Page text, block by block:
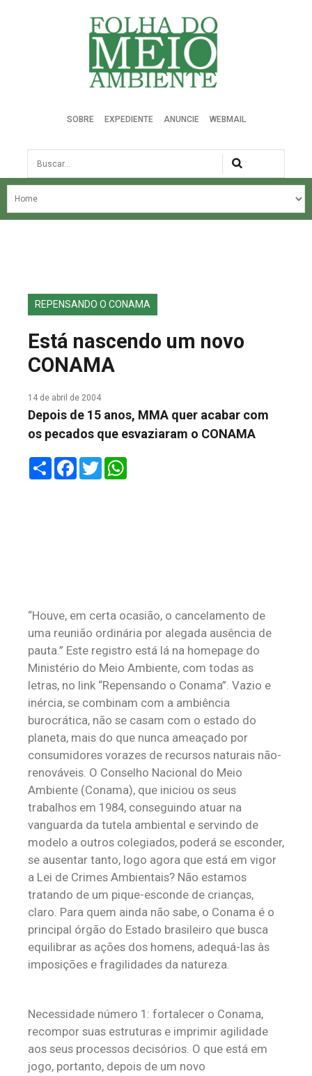
Folha do Meio Ambiente
SOBRE EXPEDIENTE ANUNCIE WEBMAIL
Busca
NOSSA HISTÓRIA
EDIÇÕES ANTERIORES
FALE CONOSCO
REPENSANDO O CONAMA
Está nascendo um novo
CONAMA
14 de abril de 2004
Depois de 15 anos, MMA quer acabar com
os pecados que esvaziaram o CONAMA
ShareFacebook
Twitter
“Houve, em certa ocasião, o cancelamento de
uma reunião ordinária por alegada ausência de
pauta.” Este registro está lá na homepage do
Ministério do Meio Ambiente, com todas as
letras, no link “Repensando o Conama”. Vazio e
inércia, se combinam com a ambiência
burocrática, não se casam com o estado do
planeta, mais do que nunca ameaçado por
consumidores vorazes de recursos naturais não-
renováveis. O Conselho Nacional do Meio
Ambiente (Conama), que iniciou os seus
trabalhos em 1984, conseguindo atuar na
vanguarda da tutela ambiental e servindo de
modelo a outros colegiados, poderá se esconder,
se ausentar tanto, logo agora que está em vigor
a Lei de Crimes Ambientais? Não estamos
tratando de um pique-esconde de crianças,
claro. Para quem ainda não sabe, o Conama é o
principal órgão do Estado brasileiro que busca
equilibrar as ações dos homens, adequá-las às
imposições e fragilidades da natureza.
Necessidade número 1: fortalecer o Conama,
recompor suas estruturas e imprimir agilidade
aos seus processos decisórios. O que está em
jogo, portanto, depois de um novo